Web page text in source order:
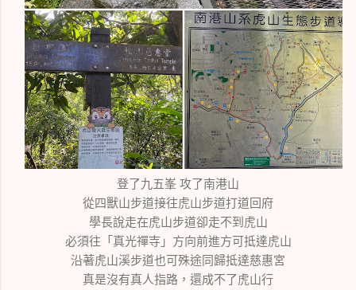
登了九五峯 攻了南港山
從四獸山步道接往虎山步道打道回府
學長說走在虎山步道卻走不到虎山
必須往「真光禪寺」方向前進方可抵達虎山
沿著虎山溪步道也可殊途同歸抵達慈惠宮
真是沒有真人指路，還成不了虎山行